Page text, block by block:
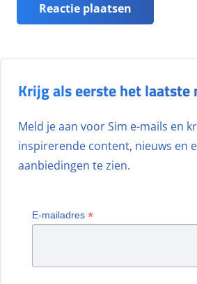
Reactie plaatsen
Krijg als eerste het laatste
Meld je aan voor Sim e-mails en
inspirerende content, nieuws en
aanbiedingen te zien.
E-mailadres *